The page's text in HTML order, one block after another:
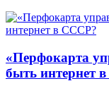
«Перфокарта
быть интернет